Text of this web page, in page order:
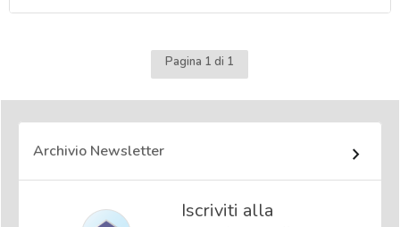
Pagina 1 di 1
Archivio Newsletter
Iscriviti alla